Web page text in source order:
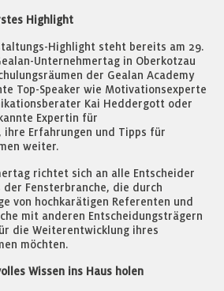
Highlight
Highlight steht bereits am 29.
Unternehmertag in Oberkotzau
der Gealan Academy
Top-Speaker wie Motivationsexperte
Kai Heddergott oder
Expertin für
Erfahrungen und Tipps für
weiter.
richtet sich an alle Entscheider
Fensterbranche, die durch
von hochkarätigen Referenten und
mit anderen Entscheidungsträgern
die Weiterentwicklung ihres
möchten.
Wissen ins Haus holen